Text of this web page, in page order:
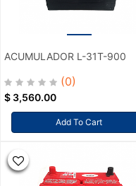
ACUMULADOR L-31T-900
(0)
$ 3,560.00
Add To Cart